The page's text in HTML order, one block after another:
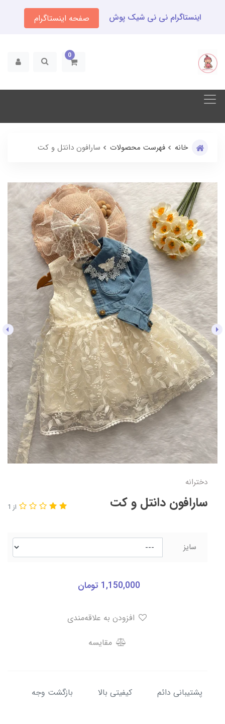
اینستاگرام نی نی شیک پوش صفحه اینستاگرام
0
خانه فهرست محصولات سارافون دانتل و کت
دخترانه
سارافون دانتل و کت از 1
سایز
1,150,000 تومان
مقایسه
پشتیبانی دائم کیفیتی بالا بازگشت وجه